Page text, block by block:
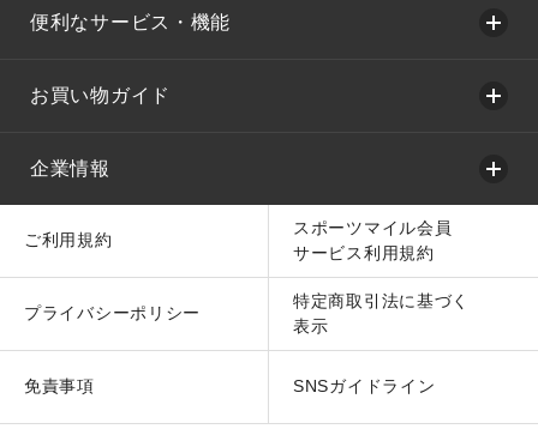
便利なサービス・機能
お買い物ガイド
企業情報
ご利用規約
スポーツマイル会員
サービス利用規約
プライバシーポリシー
特定商取引法に基づく
表示
免責事項 SNSガイドライン